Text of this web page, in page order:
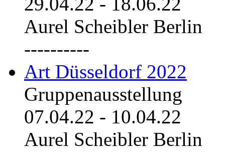
Aurel Scheibler Berlin
----------
Art Düsseldorf 2022
Gruppenausstellung
07.04.22 - 10.04.22
Aurel Scheibler Berlin